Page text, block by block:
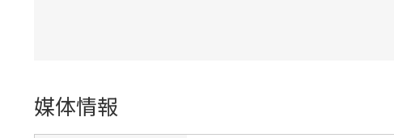
媒体情報